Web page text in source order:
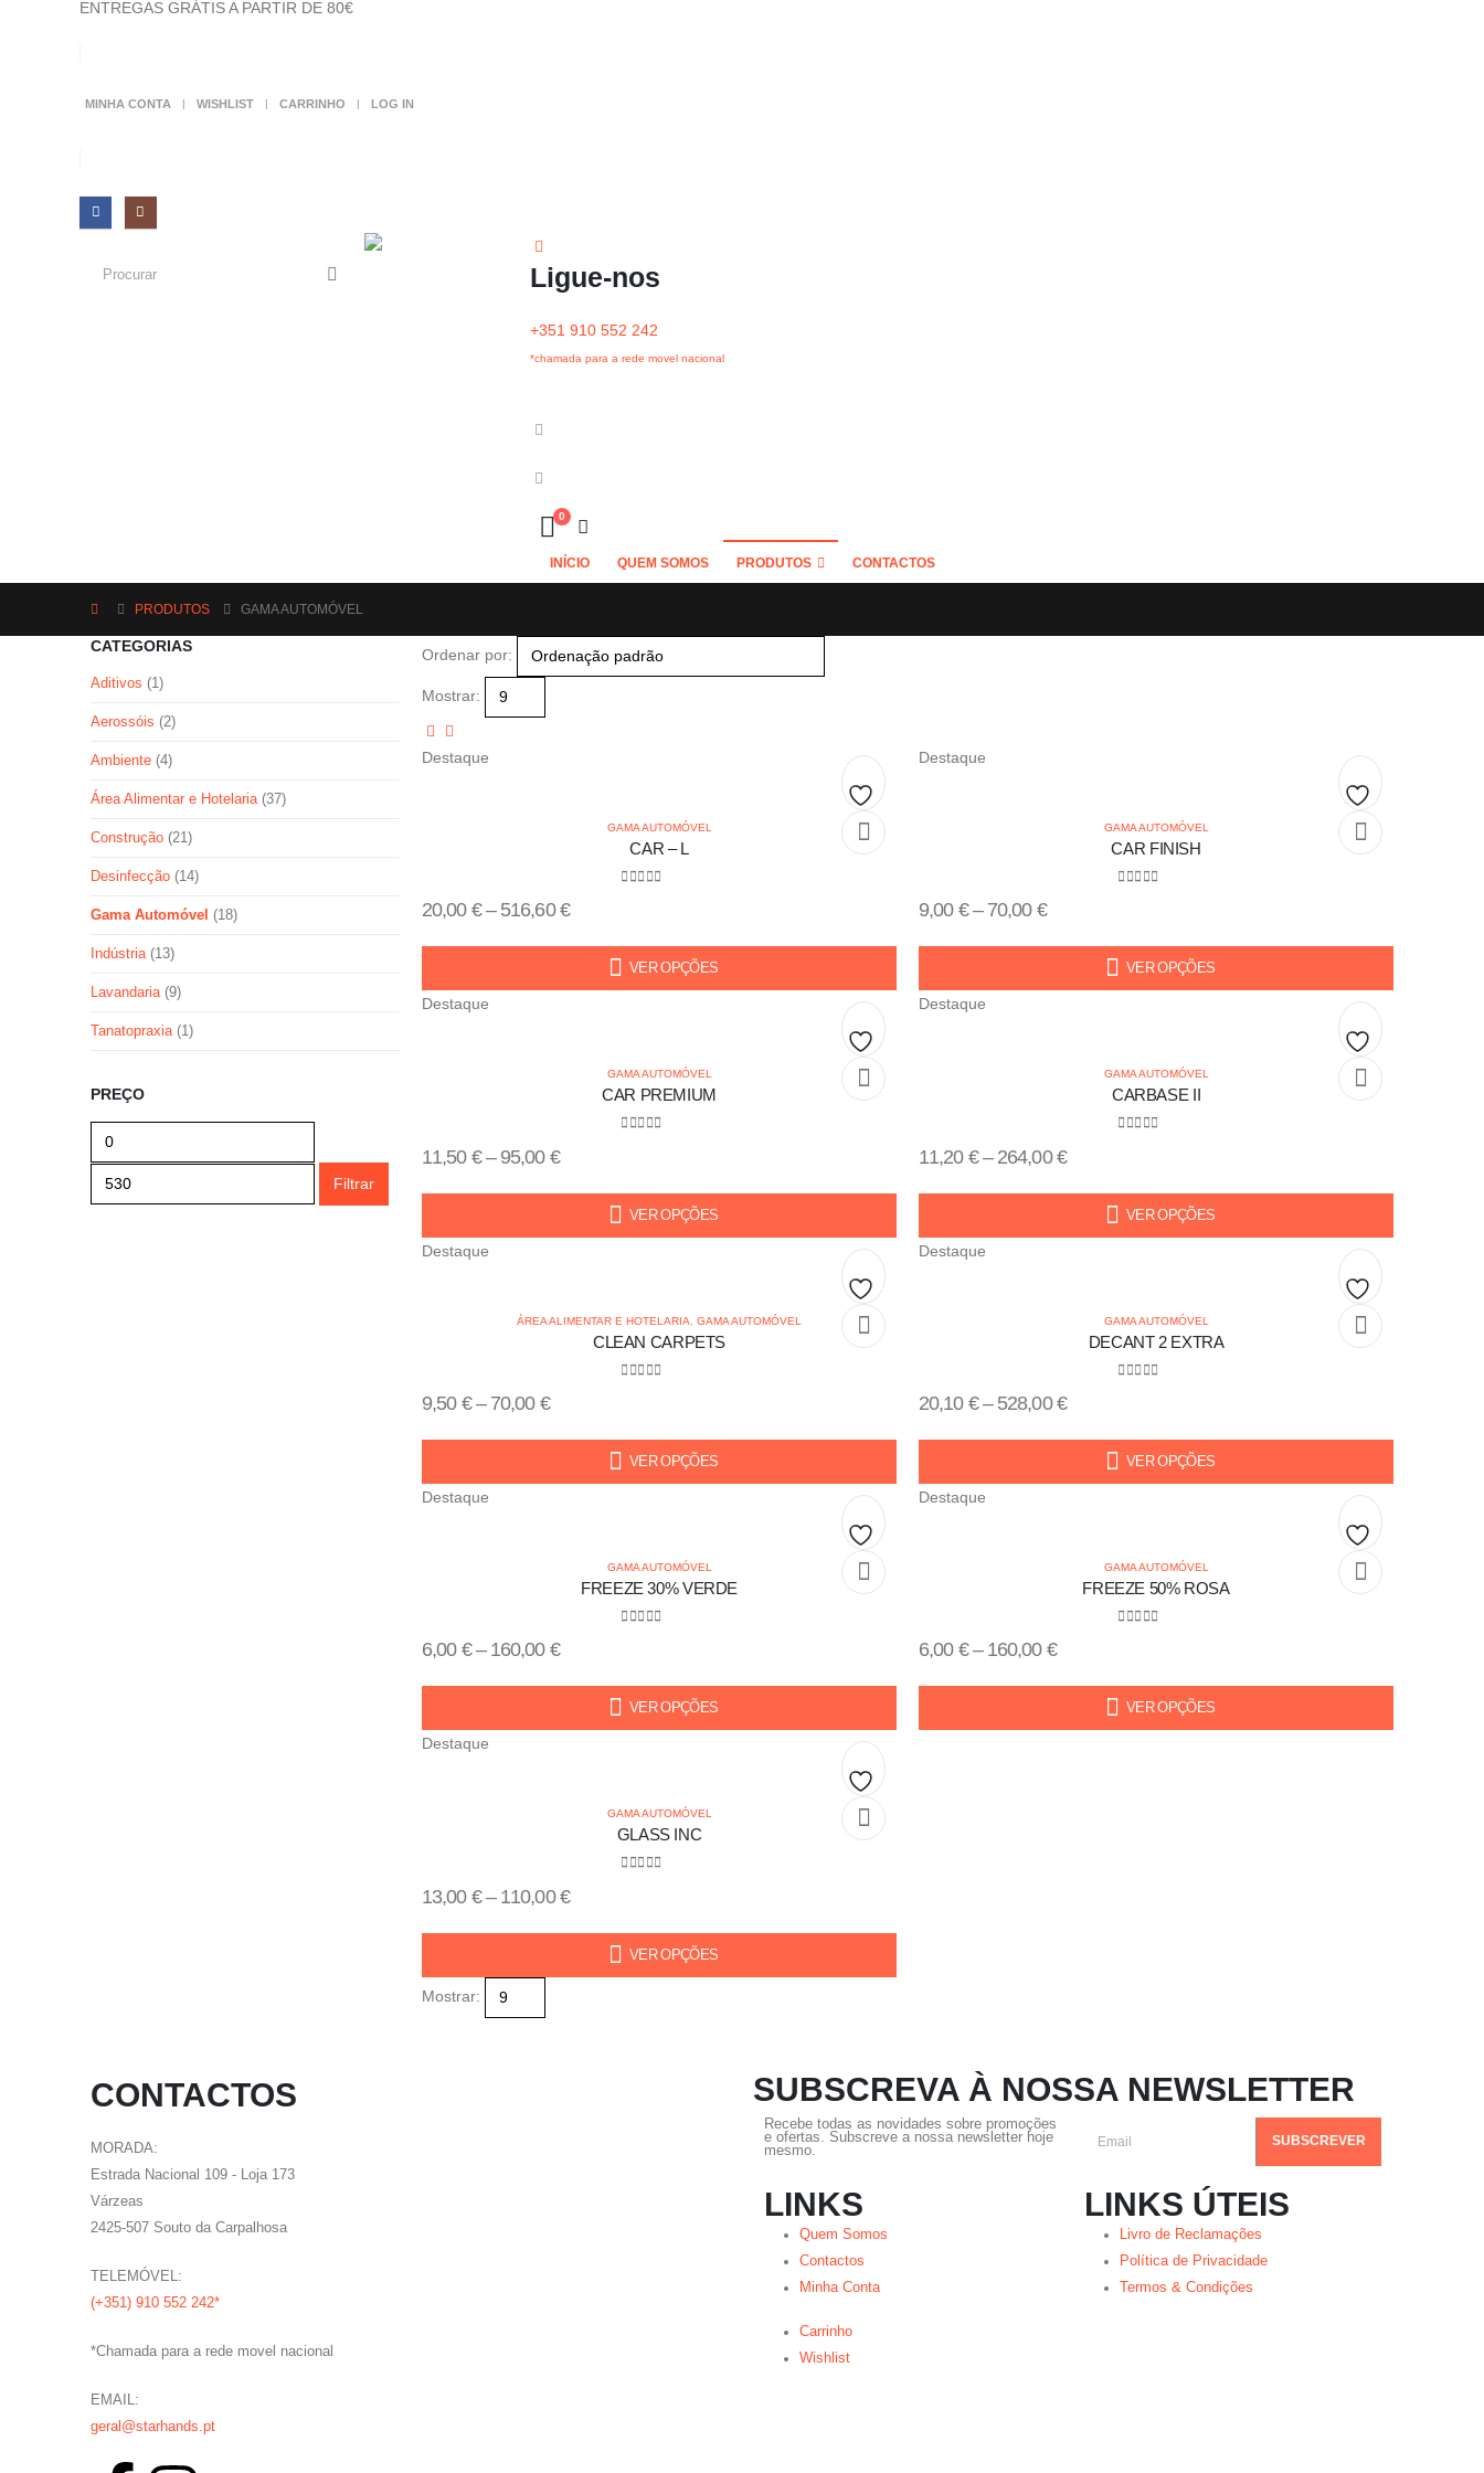
ENTREGAS GRÁTIS A PARTIR DE 80€
MINHA CONTA WISHLIST CARRINHO LOG IN
Ligue-nos
+351 910 552 242
*chamada para a rede movel nacional
0
INÍCIO QUEM SOMOS PRODUTOS CONTACTOS
PRODUTOS GAMA AUTOMÓVEL
Ordenar por:
Mostrar:
Destaque
Add
wishlist
GAMA AUTOMÓVEL
CAR – L
20,00 €– 516,60€
VER OPÇÕES
Destaque
Add
GAMA AUTOMÓVEL
CAR FINISH
9,00 €– 70,00 €
VER OPÇÕES
Destaque
Add
wishlist
GAMA AUTOMÓVEL
CAR PREMIUM
11,50 €– 95,00 €
VER OPÇÕES
Destaque
Add
GAMA AUTOMÓVEL
CARBASE II
11,20 €– 264,00€
VER OPÇÕES
Destaque
Add
wishlist
ÁREA ALIMENTAR E HOTELARIA GAMA AUTOMÓVEL
CLEAN CARPETS
9,50 €– 70,00 €
VER OPÇÕES
Destaque
Add
GAMA AUTOMÓVEL
DECANT 2 EXTRA
20,10 €– 528,00€
VER OPÇÕES
Destaque
Add
wishlist
GAMA AUTOMÓVEL
FREEZE 30% VERDE
6,00 €– 160,00 €
VER OPÇÕES
Destaque
Add
GAMA AUTOMÓVEL
FREEZE 50% ROSA
6,00 €– 160,00 €
VER OPÇÕES
Destaque
Add
GAMA AUTOMÓVEL
GLASS INC
13,00 €– 110,00€
VER OPÇÕES
Mostrar:
CATEGORIAS
Aditivos (1)
Aerossóis (2)
Ambiente (4)
Área Alimentar e Hotelaria (37)
Construção (21)
Desinfecção (14)
Gama Automóvel (18)
Indústria (13)
Lavandaria (9)
Tanatopraxia (1)
PREÇO
Filtrar
CONTACTOS
MORADA:
Estrada Nacional 109 - Loja 173
Várzeas
2425-507 Souto da Carpalhosa
TELEMÓVEL:
(+351) 910 552 242*
*Chamada para a rede movel nacional
EMAIL:
geral@starhands.pt
SUBSCREVA À NOSSA NEWSLETTER
Recebe todas as novidades sobre promoções
e ofertas. Subscreve a nossa newsletter hoje
mesmo.
LINKS
Quem Somos
Contactos
Minha Conta
Carrinho
Wishlist
LINKS ÚTEIS
Livro de Reclamações
Política de Privacidade
Termos & Condições